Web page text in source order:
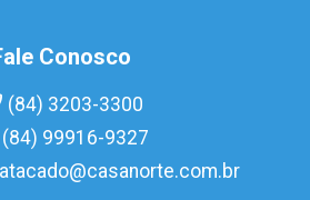
Conosco
(84) 3203-3300
(84) 99916-9327